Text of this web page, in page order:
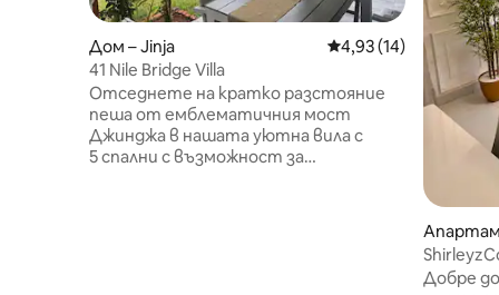
Дом – Jinja Средна оценка:
4,93 (14)
41 Nile Bridge Villa
Отседнете на кратко разстояние
пеша от емблематичния мост
Джинджа в нашата уютна вила с
5 спални с възможност за
живот
Добре